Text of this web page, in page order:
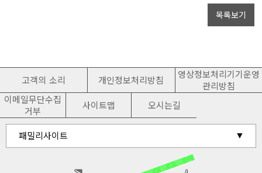
목록보기
고객의 소리 개인정보처리방침
영상정보처리기기운영
관리방침
이메일무단수집
거부
사이트맵 오시는길
패밀리사이트
유관기관 홈페이지